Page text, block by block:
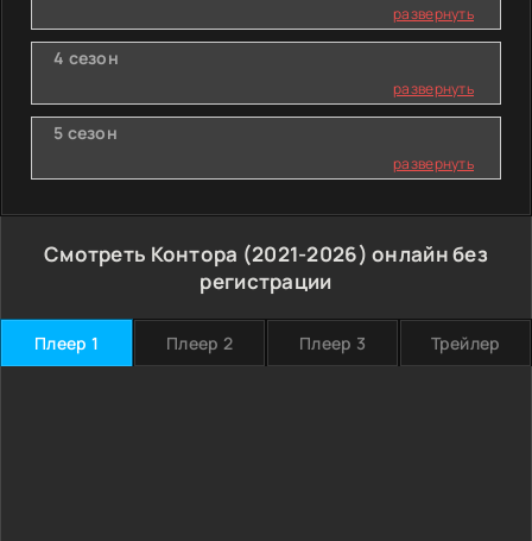
развернуть
4 сезон
развернуть
5 сезон
развернуть
Смотреть Контора (2021-2026) онлайн без
регистрации
Плеер 1 Плеер 2 Плеер 3 Трейлер